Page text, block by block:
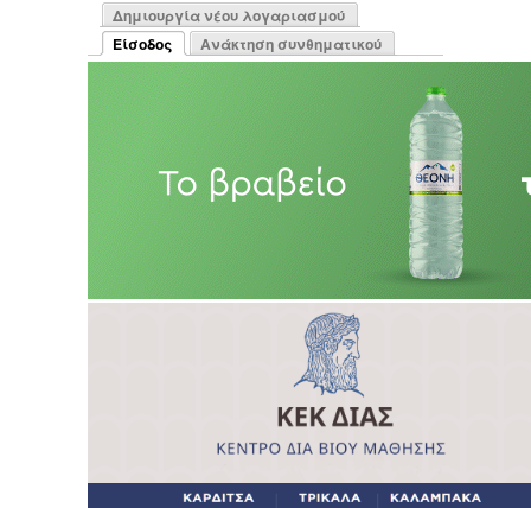
Πρωτεύουσες καρτέλες
Δημιουργία νέου λογαριασμού
Είσοδος
(ενεργή καρτέλα)
Ανάκτηση συνθηματικού